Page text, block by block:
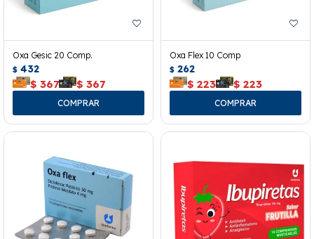
Oxa Gesic 20 Comp.
$ 432
$ 367 $ 367
Oxa Flex 10 Comp
$ 262
$ 223 $ 223